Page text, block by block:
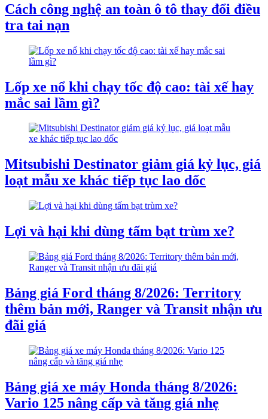
Cách công nghệ an toàn ô tô thay đổi điều
tra tai nạn
Lốp xe nổ khi chạy tốc độ cao: tài xế hay
mắc sai lầm gì?
Mitsubishi Destinator giảm giá kỷ lục, giá
loạt mẫu xe khác tiếp tục lao dốc
Lợi và hại khi dùng tấm bạt trùm xe?
Bảng giá Ford tháng 8/2026: Territory
thêm bản mới, Ranger và Transit nhận ưu
đãi giá
Bảng giá xe máy Honda tháng 8/2026:
Vario 125 nâng cấp và tăng giá nhẹ